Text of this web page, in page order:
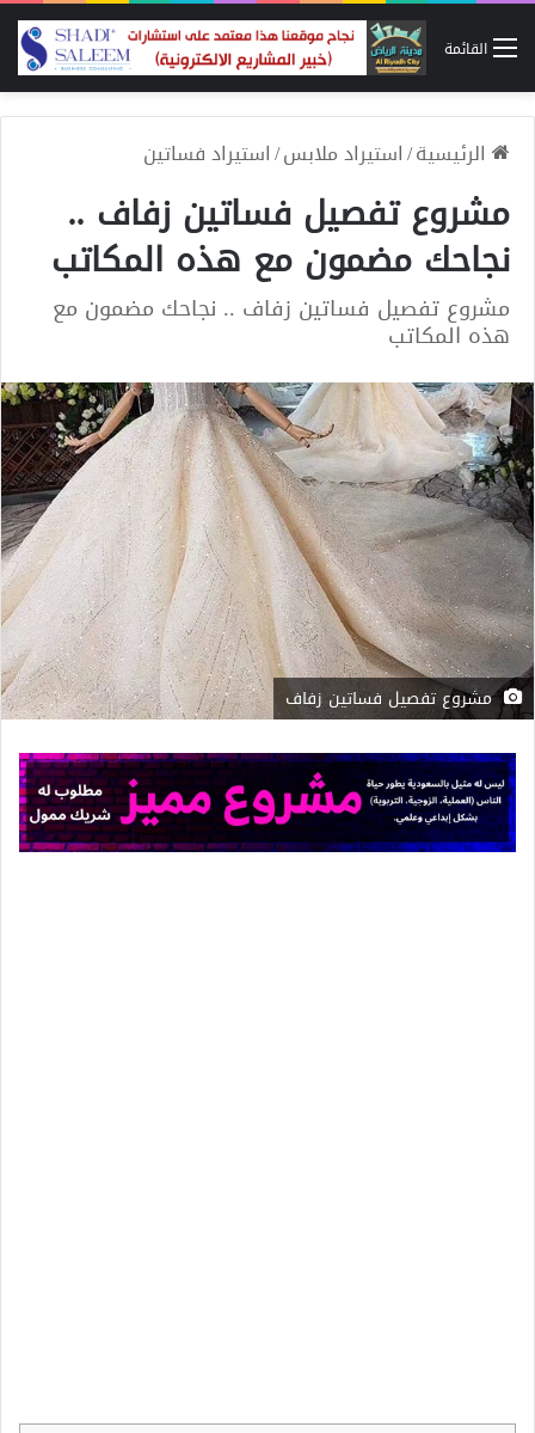
القائمة
الرئيسية/استيراد ملابس/استيراد فساتين
مشروع تفصيل فساتين زفاف ..
نجاحك مضمون مع هذه المكاتب
مشروع تفصيل فساتين زفاف .. نجاحك مضمون مع
هذه المكاتب
مشروع تفصيل فساتين زفاف